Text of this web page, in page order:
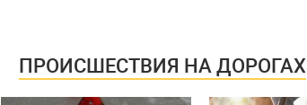
ПРОИСШЕСТВИЯ НА ДОРОГАХ